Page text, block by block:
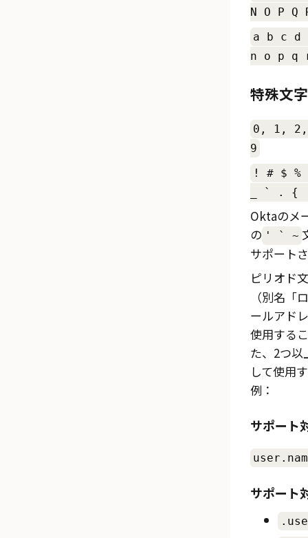
N O P Q
a b c
n o p q
特殊文字
0, 1,
9
! # $
_ ` . {
Oktaのメ
の ' ` ~
サポート
ピリオド
（別名「
ールアド
使用する
た、2つ以
して使用
例：
サポート
サポート